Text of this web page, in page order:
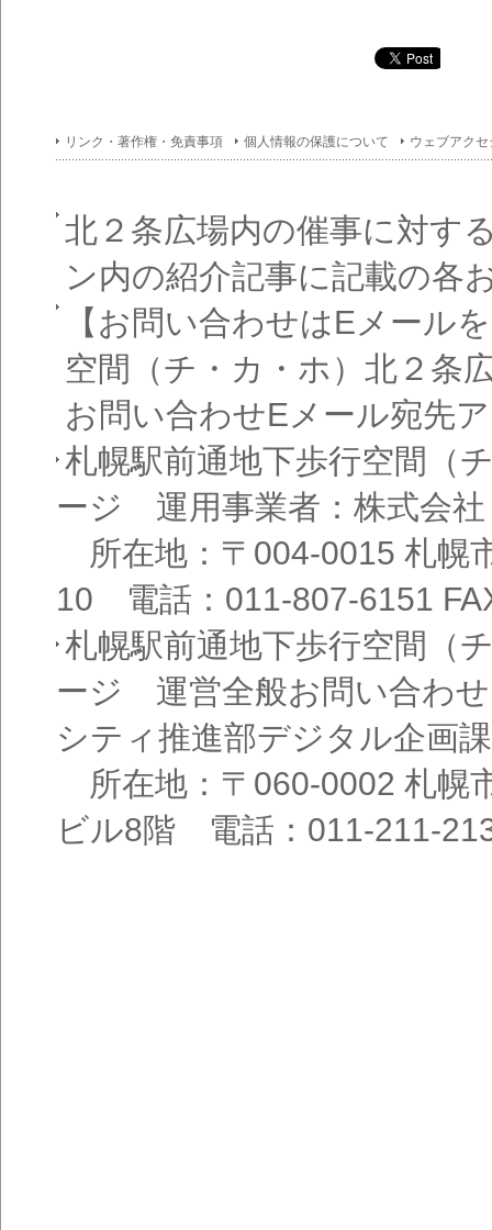
リンク・著作権・免責事項 個人情報の保護について ウェブアク
北２条広場内の催事に対す
ン内の紹介記事に記載の各
【お問い合わせはEメール
空間（チ・カ・ホ）北２条
お問い合わせEメール宛先
札幌駅前通地下歩行空間（
ージ 運用事業者：株式会
所在地：〒004-0015 札幌
10 電話：011-807-6151
札幌駅前通地下歩行空間（
ージ 運営全般お問い合わ
シティ推進部デジタル企画課
所在地：〒060-0002 札幌
ビル8階 電話：011-211-